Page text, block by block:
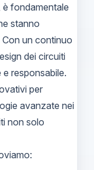
, è fondamentale
stanno
un continuo
dei circuiti
responsabile.
per
avanzate nei
non solo